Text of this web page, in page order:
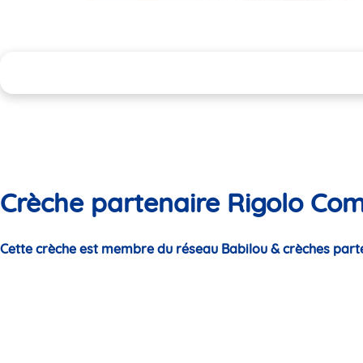
Crèche partenaire Rigolo
Cette crèche est membre du réseau Babilou & crèches